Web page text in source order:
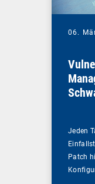
06.
Jeden
Patch